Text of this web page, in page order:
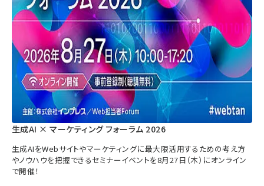
生成AI × マーケティング フォーラム 2026
生成AIをWebサイトやマーケティングに最大限活用するための考え方
やノウハウを把握できるセミナーイベントを8月27日（木）にオンライン
で開催！